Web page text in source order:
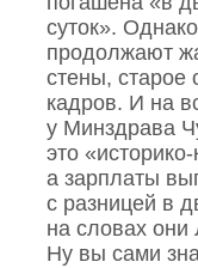
суток».
продолжают
стены, старое
кадров. И на
у Минздрава
это
а зарплаты
с разницей в
на словах
Ну вы сами